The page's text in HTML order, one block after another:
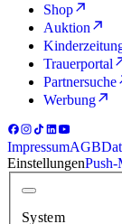
Shop
Auktion
Trauerportal
Partnersuche
Werbung
ImpressumAGB
EinstellungenPush-
System